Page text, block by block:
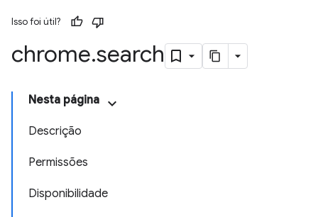
Isso foi útil?
chrome.search
Nesta página
Descrição
Permissões
Disponibilidade